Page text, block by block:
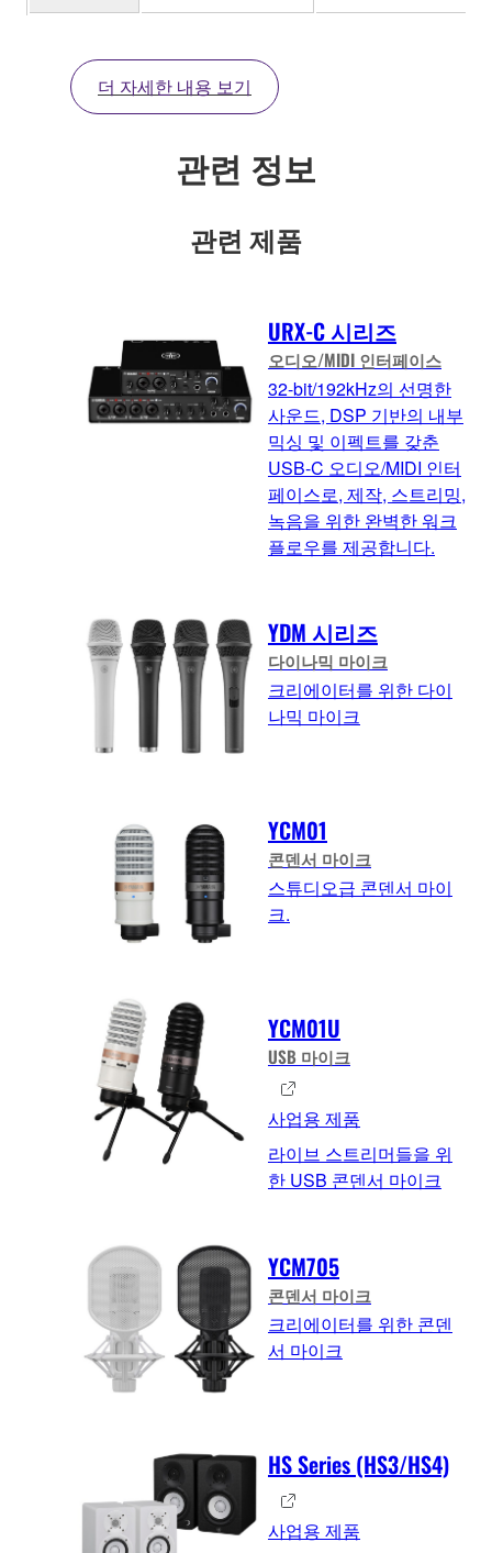
더 자세한 내용 보기
관련 정보
관련 제품
URX-C 시리즈
오디오/MIDI 인터페이스
32-bit/192kHz의 선명한
사운드, DSP 기반의 내부
믹싱 및 이펙트를 갖춘
USB-C 오디오/MIDI 인터
페이스로, 제작, 스트리밍,
녹음을 위한 완벽한 워크
플로우를 제공합니다.
YDM 시리즈
다이나믹 마이크
크리에이터를 위한 다이
나믹 마이크
YCM01
콘덴서 마이크
스튜디오급 콘덴서 마이
크.
YCM01U
USB 마이크
사업용 제품
라이브 스트리머들을 위
한 USB 콘덴서 마이크
YCM705
콘덴서 마이크
크리에이터를 위한 콘덴
서 마이크
HS Series (HS3/HS4)
사업용 제품